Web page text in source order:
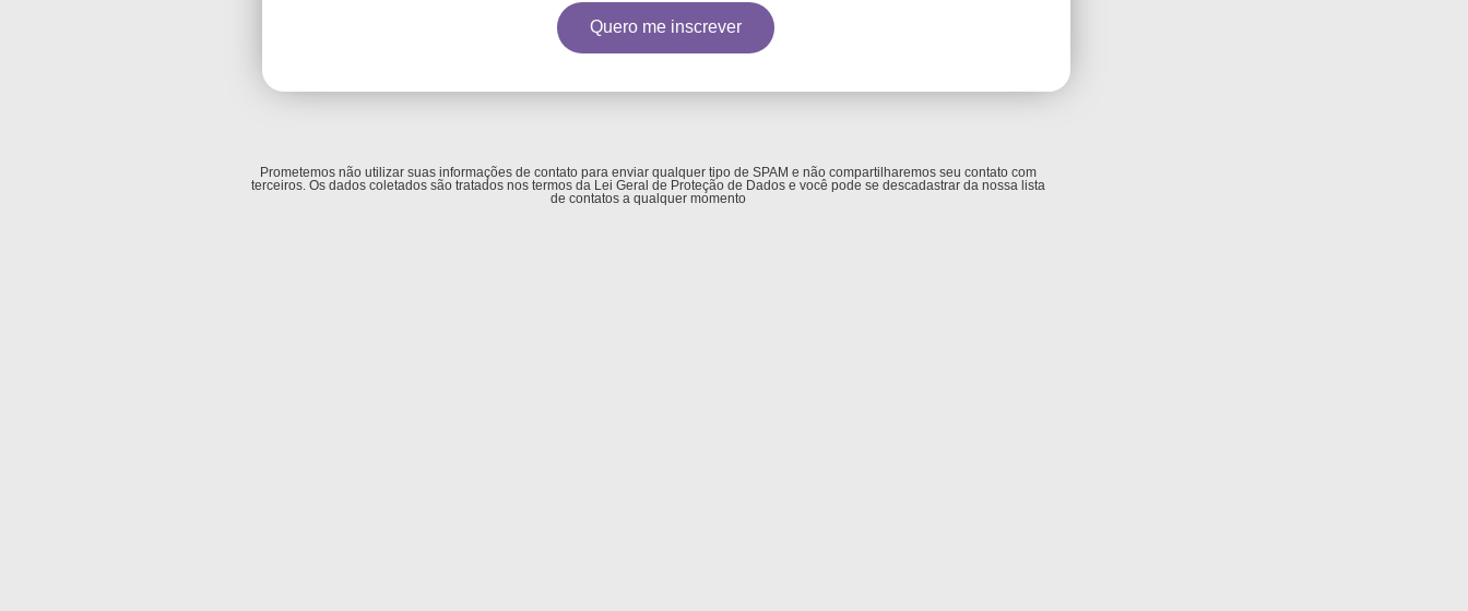
Quero me inscrever
Prometemos não utilizar suas informações de contato para enviar qualquer tipo de SPAM e não compartilharemos seu contato com
terceiros. Os dados coletados são tratados nos termos da Lei Geral de Proteção de Dados e você pode se descadastrar da nossa lista
de contatos a qualquer momento